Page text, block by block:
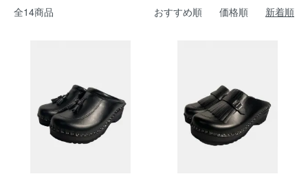
全14商品 おすすめ順 価格順 新着順